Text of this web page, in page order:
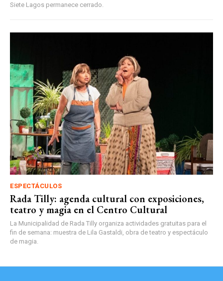
Siete Lagos permanece cerrado.
ESPECTÁCULOS
Rada Tilly: agenda cultural con exposiciones,
teatro y magia en el Centro Cultural
La Municipalidad de Rada Tilly organiza actividades gratuitas para el
fin de semana: muestra de Lila Gastaldi, obra de teatro y espectáculo
de magia.